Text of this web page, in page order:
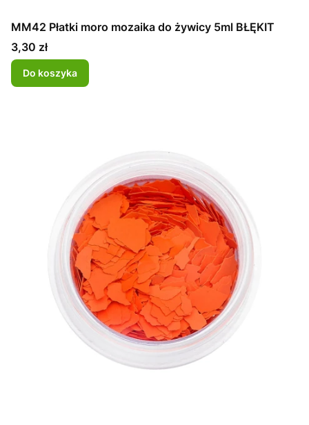
MM42 Płatki moro mozaika do żywicy 5ml BŁĘKIT
Cena
3,30 zł
Do koszyka